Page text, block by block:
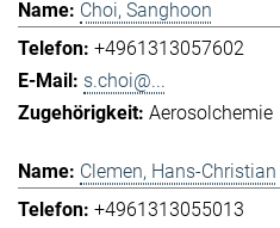
Choi, Sanghoon
+4961313057602
s.choi@...
Aerosolchemie
Clemen, Hans-Christian
+4961313055013